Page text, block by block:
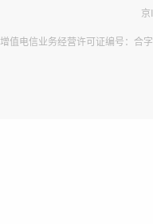
增值电信业务经营许可证编号：合